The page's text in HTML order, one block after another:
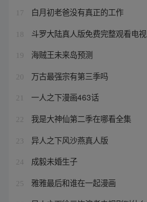
17 白月初老爸没有真正的工作
18 斗罗大陆真人版免费完整观看电视
19 海贼王未来岛预测
20 万古最强宗有第三季吗
21 一人之下漫画463话
22 我是大神仙第二季在哪看全集
23 异人之下风沙燕真人版
24 成毅未婚生子
25 雅雅最后和谁在一起漫画